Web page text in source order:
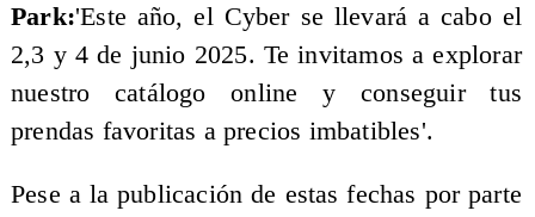
Park:'Este año, el Cyber se llevará a cabo el
2,3 y 4 de junio 2025. Te invitamos a explorar
nuestro catálogo online y conseguir tus
prendas favoritas a precios imbatibles'.
Pese a la publicación de estas fechas por parte